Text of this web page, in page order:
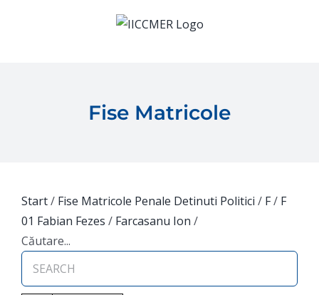
Fise Matricole
Start/ Fise Matricole Penale Detinuti Politici / F/ F
01 Fabian Fezes / Farcasanu Ion /
Căutare...